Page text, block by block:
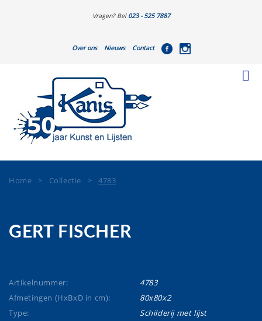
Vragen? Bel 023 - 525 7887
Over ons Nieuws Contact
Home > Collectie >4783
GERT FISCHER
Artikelnummer:
4783
Afmetingen (HxBxD in cm):
80x80x2
Type:
Schilderij met lijst